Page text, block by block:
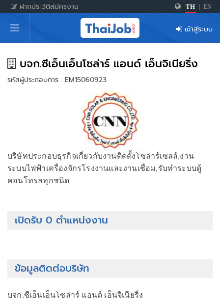
ฝากประวัติสมัครงาน TH EN
หน้าหลัก
ผู้สมัครงาน: เข้าสู่ระบบ
ฝากประวัติสมัครงาน
เกร็ดความรู้
สำหรับผู้ประกอบการ
เข้าสู่ระบบ
บจก.ซีเอ็นเอ็นโซล่าร์ แอนด์ เอ็นจิเนียริ่ง
รหัสผู้ประกอบการ : EM15060923
บริษัทประกอบธุรกิจเกี่ยวกับงานติดตั้งโซล่าร์เซลล์,งาน
ระบบไฟฟ้าเครื่องจักรโรงงานและงานเชื่อม,รับทำระบบตู้
คอนโทรลทุกชนิด
เปิดรับ 0 ตำแหน่งงาน
ข้อมูลติดต่อบริษัท
บจก.ซีเอ็นเอ็นโซล่าร์ แอนด์ เอ็นจิเนียริ่ง